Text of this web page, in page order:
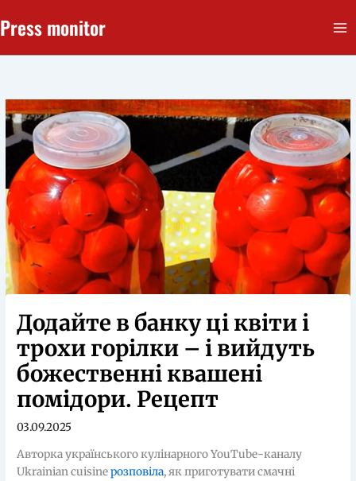
до
Press monitor
Додайте в банку ці квіти і
трохи горілки – і вийдуть
божественні квашені
помідори. Рецепт
03.09.2025
Авторка українського кулінарного YouTube-каналу
Ukrainian cuisineрозповіла,як приготувати смачні